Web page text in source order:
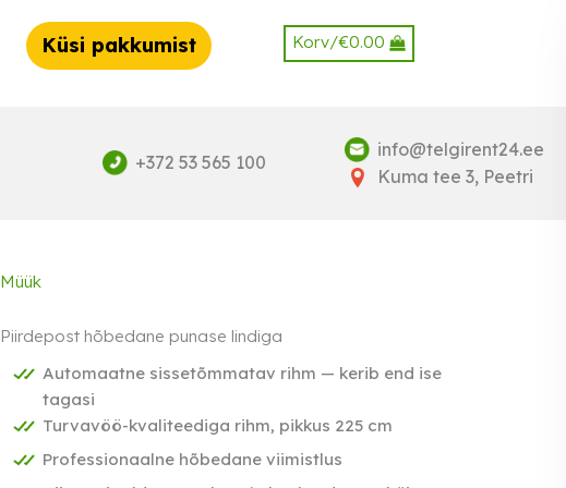
Korv/€0.00
Küsi pakkumist
+372 53 565 100
info@telgirent24.ee
Kuma tee 3, Peetri
Müük
Piirdepost hõbedane punase lindiga
Automaatne sissetõmmatav rihm — kerib end ise
tagasi
Turvavöö-kvaliteediga rihm, pikkus 225 cm
Professionaalne hõbedane viimistlus